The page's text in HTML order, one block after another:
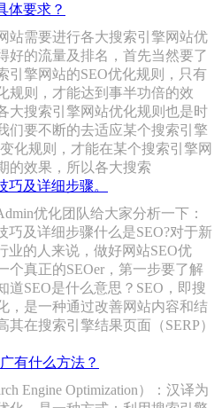
体要求？
站需要进行各大搜索引擎网站优
好的流量及排名，首先当然要了
引擎网站的SEO优化规则，只有
规则，才能达到事半功倍的效
大搜索引擎网站优化规则也是时
们要不断的去适应某个搜索引擎
变化规则，才能在某个搜索引擎网
的效果，所以各大搜索
巧及详细步骤。
优化团队给大家分析一下：
巧及详细步骤什么是SEO?对于新
业的人来说，做好网站SEO优
个真正的SEOer，第一步要了解
道SEO是什么意思？SEO，即搜
，是一种通过改善网站内容和结
其在搜索引擎结果页面（SERP）
有什么方法？
Engine Optimization）：汉译为